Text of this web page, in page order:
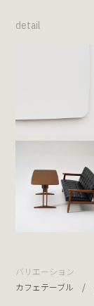
detail
バリエーション
カフェテーブル